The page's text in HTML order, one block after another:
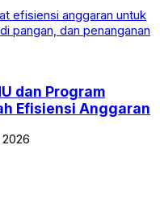
dan Program
Efisiensi Anggaran